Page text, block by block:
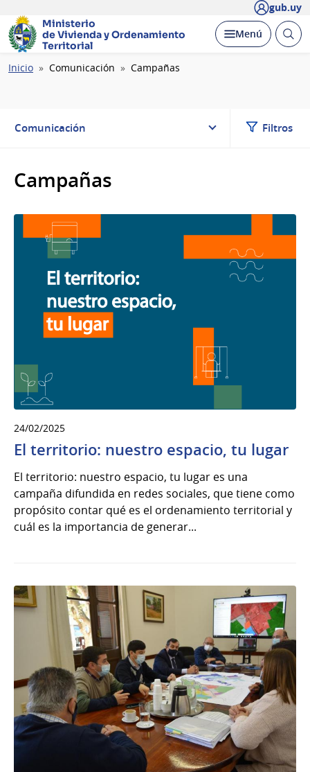
gub.uy
Ministerio
de Vivienda yOrdenamiento
Territorial
Desplegar
Menú Abrir
Ruta
Inicio Comunicación Campañas
Comunicación Filtros
Campañas
24/02/2025
El territorio: nuestro espacio, tu lugar
El territorio: nuestro espacio, tu lugar es una
campaña difundida en redes sociales, que tiene como
propósito contar qué es el ordenamiento territorial y
cuál es la importancia de generar...